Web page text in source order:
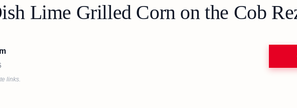
Lime Grilled Corn on the Cob
links.